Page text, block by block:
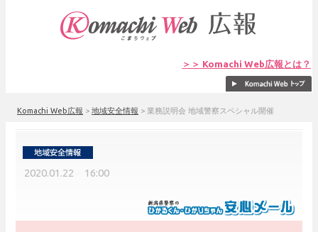
＞＞ Komachi Web広報とは？
Komachi Web広報 > 地域安全情報 > 業務説明会 地域警察スペシャル開催
2020.01.22 16:00